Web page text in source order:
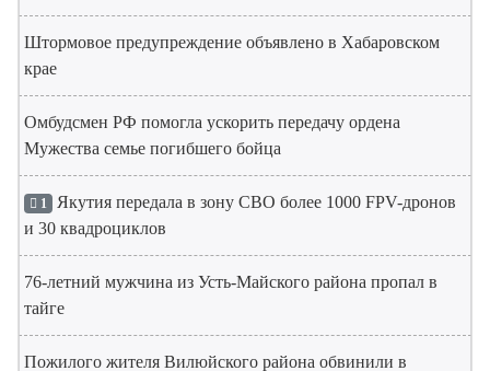
Штормовое предупреждение объявлено в Хабаровском
крае
Омбудсмен РФ помогла ускорить передачу ордена
Мужества семье погибшего бойца
1 Якутия передала в зону СВО более 1000 FPV-дронов
и 30 квадроциклов
76-летний мужчина из Усть-Майского района пропал в
тайге
Пожилого жителя Вилюйского района обвинили в